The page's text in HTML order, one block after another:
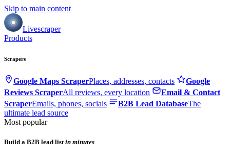
Skip to main content
Livescraper
Products
Scrapers
Google Maps ScraperPlaces, addresses, contacts
Google
Reviews ScraperAll reviews, every location
Email & Contact
ScraperEmails, phones, socials B2B Lead DatabaseThe
ultimate lead source
Most popular
Build a B2B lead listin minutes